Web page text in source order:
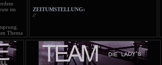
im
Thema
ZEITUMSTELLUNG:
//